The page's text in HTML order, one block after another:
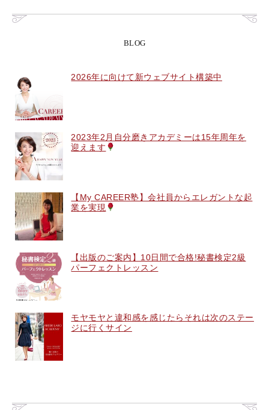
BLOG
2026年に向けて新ウェブサイト構築中
2023年2月自分磨きアカデミーは15年周年を
迎えます
【My CAREER塾】会社員からエレガントな起
業を実現
【出版のご案内】10日間で合格!秘書検定2級
パーフェクトレッスン
モヤモヤと違和感を感じたらそれは次のステー
ジに行くサイン